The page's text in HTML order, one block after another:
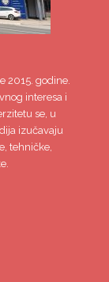
2015. godine.
interesa i
se, u
izučavaju
tehničke,